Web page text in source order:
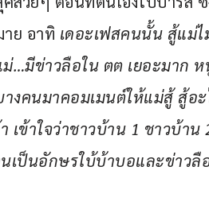
ย อาทิ เดอะเฟสคนนั้น สู้แม่ไ
มีข่าวลือใน ตต เยอะมาก ห
งคนมาคอมเมนต์ให้แม่สู้ สู้อ
เข้าใจว่าชาวบ้าน 1 ชาวบ้า
เป็นอักษรใบ้บ้าบอและข่าวลื